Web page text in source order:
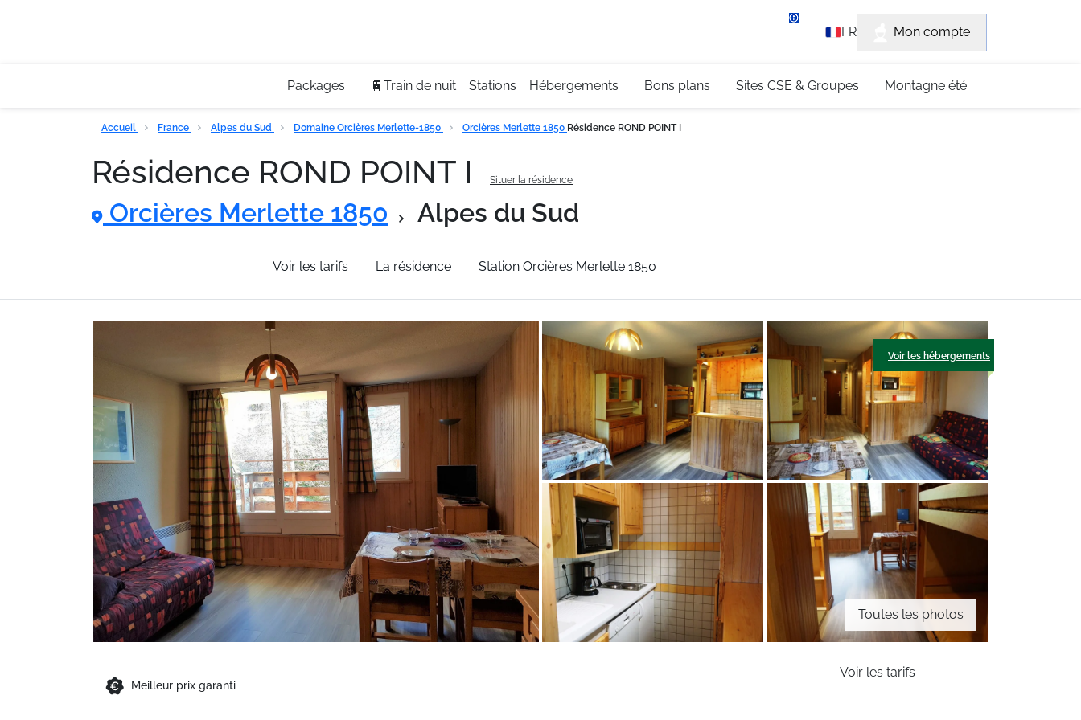
+33 (0)4 79 96 30 69
FR Mon compte
Packages 🚆Train de nuit Stations Hébergements Bons plans Sites CSE & Groupes Montagne été
Accueil France Alpes du Sud Domaine Orcières Merlette-1850 Orcières Merlette 1850 Résidence ROND POINT I
Résidence ROND POINT I Situer la résidence
Orcières Merlette 1850 Alpes du Sud
Voir les tarifs La résidence Station Orcières Merlette 1850
Toutes les photos
Voir les hébergements
Meilleur prix garanti
Voir les tarifs